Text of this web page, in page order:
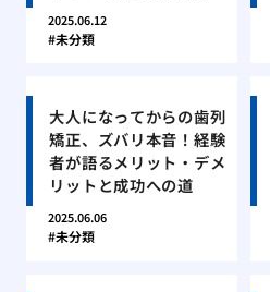
2025.06.12
未分類
大人になってからの歯列
矯正、ズバリ本音！経験
者が語るメリット・デメ
リットと成功への道
2025.06.06
未分類